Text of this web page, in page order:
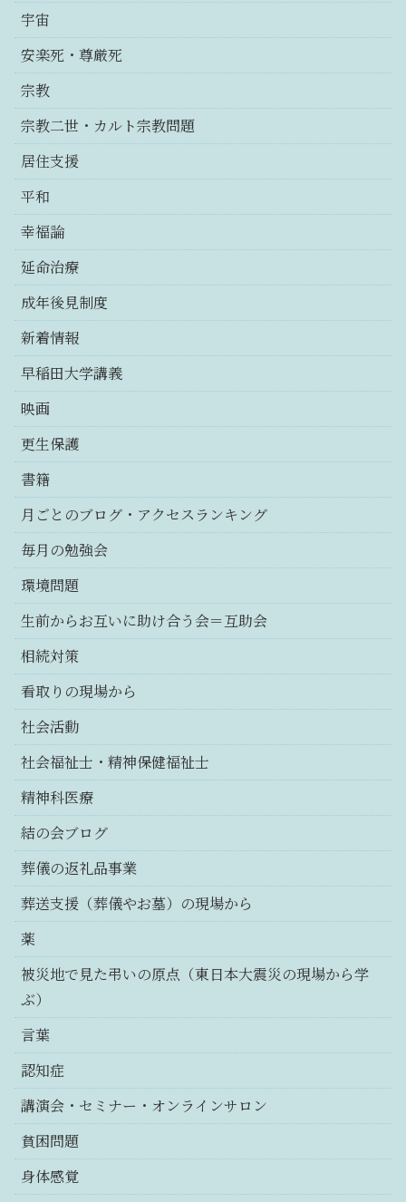
宇宙
安楽死・尊厳死
宗教
宗教二世・カルト宗教問題
居住支援
平和
幸福論
延命治療
成年後見制度
新着情報
早稲田大学講義
映画
更生保護
書籍
月ごとのブログ・アクセスランキング
毎月の勉強会
環境問題
生前からお互いに助け合う会＝互助会
相続対策
看取りの現場から
社会活動
社会福祉士・精神保健福祉士
精神科医療
結の会ブログ
葬儀の返礼品事業
葬送支援（葬儀やお墓）の現場から
薬
被災地で見た弔いの原点（東日本大震災の現場から学
ぶ）
言葉
認知症
講演会・セミナー・オンラインサロン
貧困問題
身体感覚